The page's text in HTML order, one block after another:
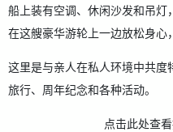
船上装有空调、休闲沙发和吊灯
在这艘豪华游轮上一边放松身心
这里是与亲人在私人环境中共
旅行、周年纪念和各种活动。
点击此处查